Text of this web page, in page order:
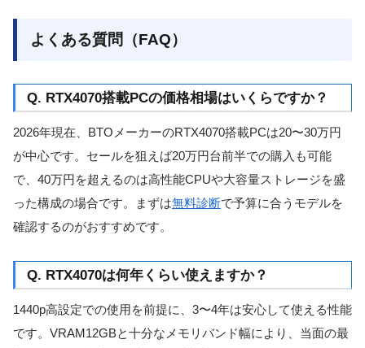
よくある質問（FAQ）
Q. RTX4070搭載PCの価格相場はいくらですか？
2026年現在、BTOメーカーのRTX4070搭載PCは20〜30万円
が中心です。セールを狙えば20万円台前半での購入も可能
で、40万円を超えるのは高性能CPUや大容量ストレージを盛
った構成の場合です。まずは無料診断で予算に合うモデルを
確認するのがおすすめです。
Q. RTX4070は何年くらい使えますか？
1440p高設定での使用を前提に、3〜4年は安心して使える性能
です。VRAM12GBと十分なメモリバンド幅により、当面の最